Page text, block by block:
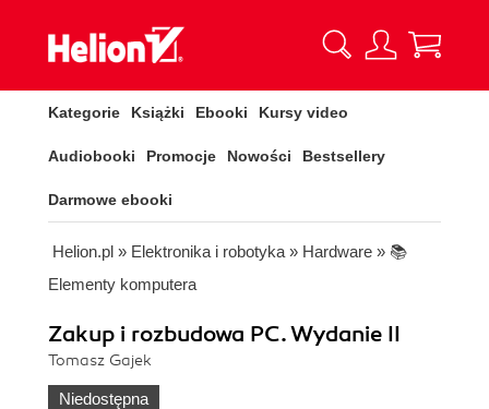
Kategorie Książki Ebooki Kursy video
Audiobooki Promocje Nowości Bestsellery
Darmowe ebooki
Helion.pl » Elektronika i robotyka » Hardware » 📚
Elementy komputera
Zakup i rozbudowa PC. Wydanie II
Tomasz Gajek
Niedostępna